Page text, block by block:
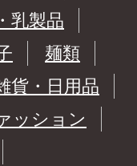
乳製品
麺類
貨・日用品
ッション